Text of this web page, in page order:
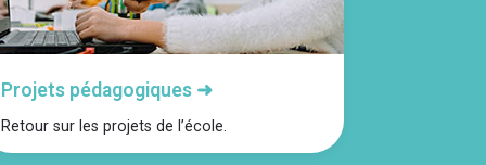
Projets pédagogiques ➜
Retour sur les projets de l’école.